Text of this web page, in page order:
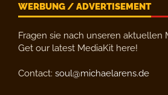
WERBUNG / ADVERTISEMENT
Fragen sie nach unseren aktuellen
Get our latest MediaKit here!
Contact: soul@michaelarens.de